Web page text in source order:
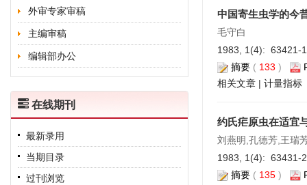
外审专家审稿
主编审稿
编辑部办公
在线期刊
最新录用
当期目录
过刊浏览
中国寄生虫学的今
毛守白
1983, 1(4): 63421-
摘要 ( 133 )
相关文章 | 计量指标
约氏疟原虫在适宜
刘燕明,孔德芳,王瑞
1983, 1(4): 63431-
摘要 ( 135 )